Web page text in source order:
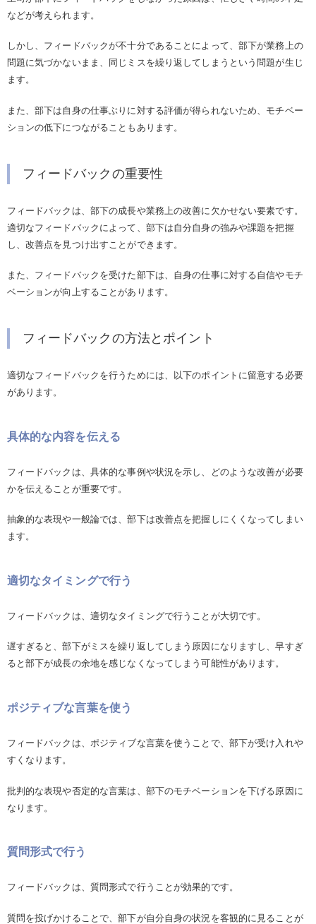
などが考えられます。
しかし、フィードバックが不十分であることによって、部下が業務上の
問題に気づかないまま、同じミスを繰り返してしまうという問題が生じ
ます。
また、部下は自身の仕事ぶりに対する評価が得られないため、モチベー
ションの低下につながることもあります。
フィードバックの重要性
フィードバックは、部下の成長や業務上の改善に欠かせない要素です。
適切なフィードバックによって、部下は自分自身の強みや課題を把握
し、改善点を見つけ出すことができます。
また、フィードバックを受けた部下は、自身の仕事に対する自信やモチ
ベーションが向上することがあります。
フィードバックの方法とポイント
適切なフィードバックを行うためには、以下のポイントに留意する必要
があります。
具体的な内容を伝える
フィードバックは、具体的な事例や状況を示し、どのような改善が必要
かを伝えることが重要です。
抽象的な表現や一般論では、部下は改善点を把握しにくくなってしまい
ます。
適切なタイミングで行う
フィードバックは、適切なタイミングで行うことが大切です。
遅すぎると、部下がミスを繰り返してしまう原因になりますし、早すぎ
ると部下が成長の余地を感じなくなってしまう可能性があります。
ポジティブな言葉を使う
フィードバックは、ポジティブな言葉を使うことで、部下が受け入れや
すくなります。
批判的な表現や否定的な言葉は、部下のモチベーションを下げる原因に
なります。
質問形式で行う
フィードバックは、質問形式で行うことが効果的です。
質問を投げかけることで、部下が自分自身の状況を客観的に見ることが